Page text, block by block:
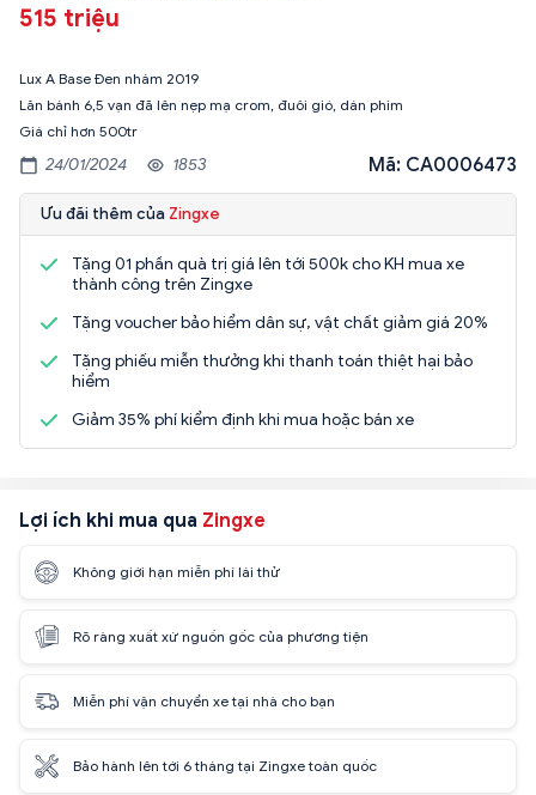
515 triệu
Lux A Base Đen nhám 2019
Lăn bánh 6,5 vạn đã lên nẹp mạ crom, đuôi gió, dán phim
Giá chỉ hơn 500tr
24/01/2024 1853 Mã: CA0006473
Ưu đãi thêm của Zingxe
Tặng 01 phần quà trị giá lên tới 500k cho KH mua xe
thành công trên Zingxe
Tặng voucher bảo hiểm dân sự, vật chất giảm giá 20%
Tặng phiếu miễn thưởng khi thanh toán thiệt hại bảo
hiểm
Giảm 35% phí kiểm định khi mua hoặc bán xe
Lợi ích khi mua qua Zingxe
Không giới hạn miễn phí lái thử
Rõ ràng xuất xứ nguồn gốc của phương tiện
Miễn phí vận chuyển xe tại nhà cho bạn
Bảo hành lên tới 6 tháng tại Zingxe toàn quốc